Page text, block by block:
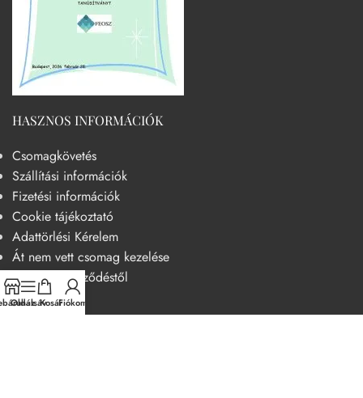
HASZNOS INFORMÁCIÓK
Csomagkövetés
Szállítási információk
Fizetési információk
Cookie tájékoztató
Adattörlési Kérelem
Át nem vett csomag kezelése
Elállás a szerződéstől
HASZNOS
OldalsávKosárFiókom